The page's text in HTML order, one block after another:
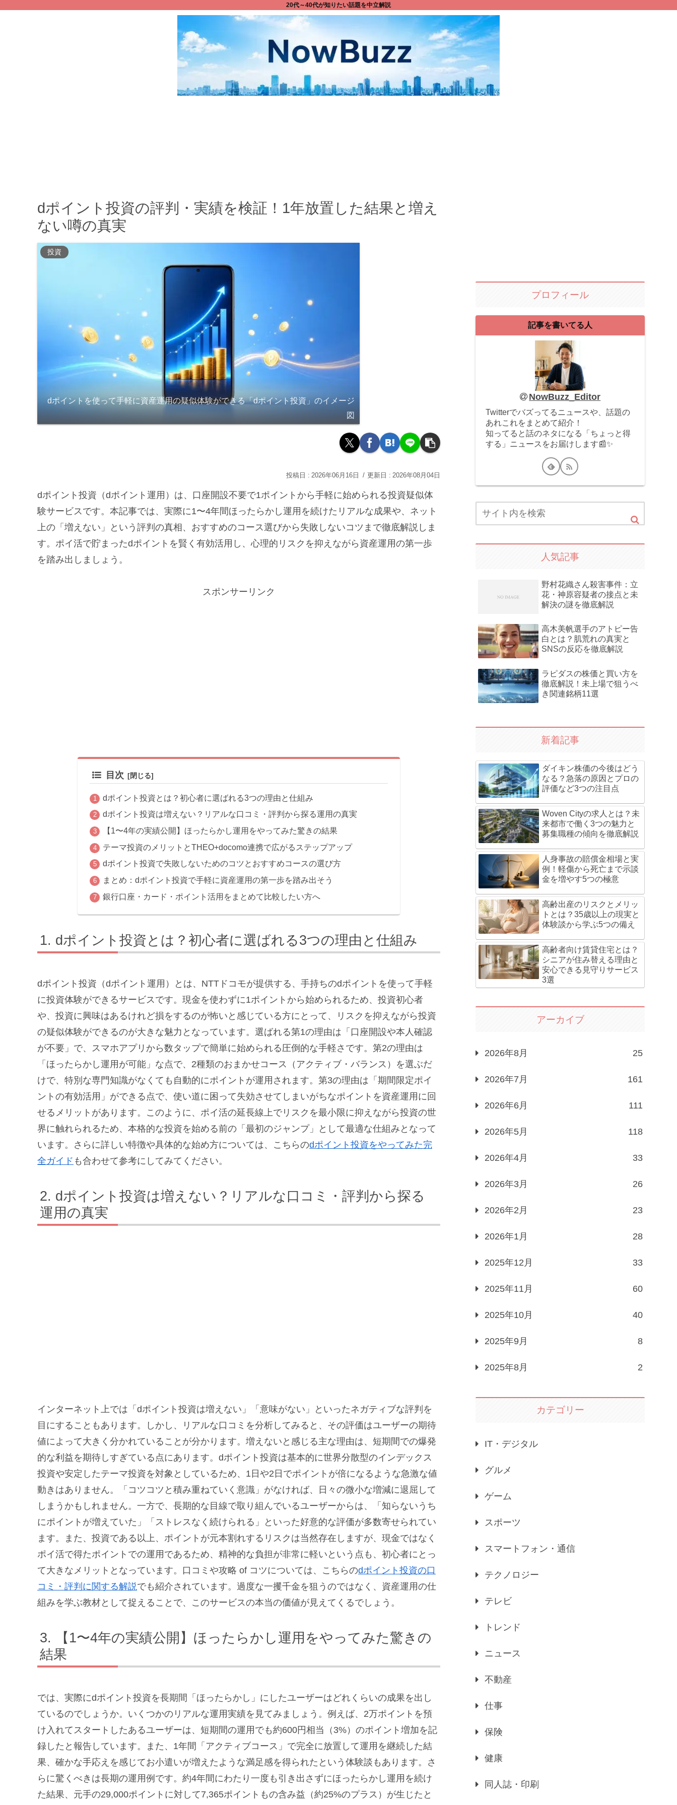
20代～40代が知りたい話題を中立解説
dポイント投資の評判・実績を検証！1年放置した結果と増え
ない噂の真実
投資
dポイントを使って手軽に資産運用の疑似体験ができる「dポイント投資」のイメージ
図
2026年06月16日 2026年08月04日
dポイント投資（dポイント運用）は、口座開設不要で1ポイントから手軽に始められる投資疑似体
験サービスです。本記事では、実際に1〜4年間ほったらかし運用を続けたリアルな成果や、ネット
上の「増えない」という評判の真相、おすすめのコース選びから失敗しないコツまで徹底解説しま
す。ポイ活で貯まったdポイントを賢く有効活用し、心理的リスクを抑えながら資産運用の第一歩
を踏み出しましょう。
スポンサーリンク
目次
dポイント投資とは？初心者に選ばれる3つの理由と仕組み
dポイント投資は増えない？リアルな口コミ・評判から探る運用の真実
【1〜4年の実績公開】ほったらかし運用をやってみた驚きの結果
テーマ投資のメリットとTHEO+docomo連携で広がるステップアップ
dポイント投資で失敗しないためのコツとおすすめコースの選び方
まとめ：dポイント投資で手軽に資産運用の第一歩を踏み出そう
銀行口座・カード・ポイント活用をまとめて比較したい方へ
dポイント投資とは？初心者に選ばれる3つの理由と仕組み
dポイント投資（dポイント運用）とは、NTTドコモが提供する、手持ちのdポイントを使って手軽
に投資体験ができるサービスです。現金を使わずに1ポイントから始められるため、投資初心者
や、投資に興味はあるけれど損をするのが怖いと感じている方にとって、リスクを抑えながら投資
の疑似体験ができるのが大きな魅力となっています。選ばれる第1の理由は「口座開設や本人確認
が不要」で、スマホアプリから数タップで簡単に始められる圧倒的な手軽さです。第2の理由は
「ほったらかし運用が可能」な点で、2種類のおまかせコース（アクティブ・バランス）を選ぶだ
けで、特別な専門知識がなくても自動的にポイントが運用されます。第3の理由は「期間限定ポイ
ントの有効活用」ができる点で、使い道に困って失効させてしまいがちなポイントを資産運用に回
せるメリットがあります。このように、ポイ活の延長線上でリスクを最小限に抑えながら投資の世
界に触れられるため、本格的な投資を始める前の「最初のジャンプ」として最適な仕組みとなって
います。さらに詳しい特徴や具体的な始め方については、こちらのdポイント投資をやってみた完
全ガイド も合わせて参考にしてみてください。
dポイント投資は増えない？リアルな口コミ・評判から探る
運用の真実
インターネット上では「dポイント投資は増えない」「意味がない」といったネガティブな評判を
目にすることもあります。しかし、リアルな口コミを分析してみると、その評価はユーザーの期待
値によって大きく分かれていることが分かります。増えないと感じる主な理由は、短期間での爆発
的な利益を期待しすぎている点にあります。dポイント投資は基本的に世界分散型のインデックス
投資や安定したテーマ投資を対象としているため、1日や2日でポイントが倍になるような急激な値
動きはありません。「コツコツと積み重ねていく意識」がなければ、日々の微小な増減に退屈して
しまうかもしれません。一方で、長期的な目線で取り組んでいるユーザーからは、「知らないうち
にポイントが増えていた」「ストレスなく続けられる」といった好意的な評価が多数寄せられてい
ます。また、投資である以上、ポイントが元本割れするリスクは当然存在しますが、現金ではなく
ポイ活で得たポイントでの運用であるため、精神的な負担が非常に軽いという点も、初心者にとっ
て大きなメリットとなっています。口コミや攻略 of コツについては、こちらのdポイント投資の口
コミ・評判に関する解説でも紹介されています。過度な一攫千金を狙うのではなく、資産運用の仕
組みを学ぶ教材として捉えることで、このサービスの本当の価値が見えてくるでしょう。
【1〜4年の実績公開】ほったらかし運用をやってみた驚きの
結果
では、実際にdポイント投資を長期間「ほったらかし」にしたユーザーはどれくらいの成果を出し
ているのでしょうか。いくつかのリアルな運用実績を見てみましょう。例えば、2万ポイントを預
け入れてスタートしたあるユーザーは、短期間の運用でも約600円相当（3%）のポイント増加を記
録したと報告しています。また、1年間「アクティブコース」で完全に放置して運用を継続した結
果、確かな手応えを感じてお小遣いが増えたような満足感を得られたという体験談もあります。さ
らに驚くべきは長期の運用例です。約4年間にわたり一度も引き出さずにほったらかし運用を続け
た結果、元手の29,000ポイントに対して7,365ポイントもの含み益（約25%のプラス）が生じたと
プロフィール
記事を書いてる人
NowBuzz_Editor
Twitterでバズってるニュースや、話題の
あれこれをまとめて紹介！
知ってると話のネタになる「ちょっと得
する」ニュースをお届けします📰✨
人気記事
野村花織さん殺害事件：立
花・神原容疑者の接点と未
解決の謎を徹底解説
高木美帆選手のアトピー告
白とは？肌荒れの真実と
SNSの反応を徹底解説
ラピダスの株価と買い方を
徹底解説！未上場で狙うべ
き関連銘柄11選
新着記事
ダイキン株価の今後はどう
なる？急落の原因とプロの
評価など3つの注目点
Woven Cityの求人とは？未
来都市で働く3つの魅力と
募集職種の傾向を徹底解説
人身事故の賠償金相場と実
例！軽傷から死亡まで示談
金を増やす5つの極意
高齢出産のリスクとメリッ
トとは？35歳以上の現実と
体験談から学ぶ5つの備え
高齢者向け賃貸住宅とは？
シニアが住み替える理由と
安心できる見守りサービス
3選
アーカイブ
2026年8月 25
2026年7月 161
2026年6月 111
2026年5月 118
2026年4月 33
2026年3月 26
2026年2月 23
2026年1月 28
2025年12月 33
2025年11月 60
2025年10月 40
2025年9月 8
2025年8月 2
カテゴリー
IT・デジタル
グルメ
ゲーム
スポーツ
スマートフォン・通信
テクノロジー
テレビ
トレンド
ニュース
不動産
仕事
保険
健康
同人誌・印刷